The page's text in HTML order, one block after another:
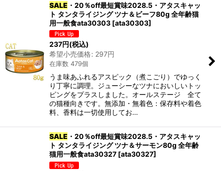
SALE ・20％off最短賞味2028.5・アタスキャッ
ト タンタライジング ツナ＆ビーフ80g 全年齢猫
用一般食ata30303 [ata30303]
237円(税込)
希望小売価格: 297円
在庫数 479個
うま味あふれるアスピック（煮こごり）でゆっく
り丁寧に調理。ジューシーなツナにおいしいトッ
ピングをプラスしました。オールステージ 全て
の猫種向きです。無添加・無着色：保存料や着色
料、香料は一切使用してお…
SALE ・20％off最短賞味2028.5・アタスキャッ
ト タンタライジング ツナ＆サーモン80g 全年齢
猫用一般食ata30327 [ata30327]